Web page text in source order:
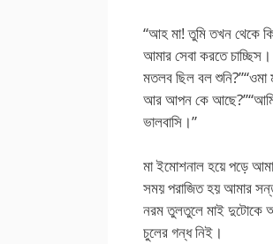
“আহ মা! তুমি তখন থেকে
আমার সেবা করতে
মতলব ছিল বল
আর আপন কে
ভালবাসি।”
মা ইমোশনাল হয়ে পড়ে
সময় পরাজিত হয় আমার
নরম তুলতুলে মাই দুটোকে
চুলের গন্ধ নিই।